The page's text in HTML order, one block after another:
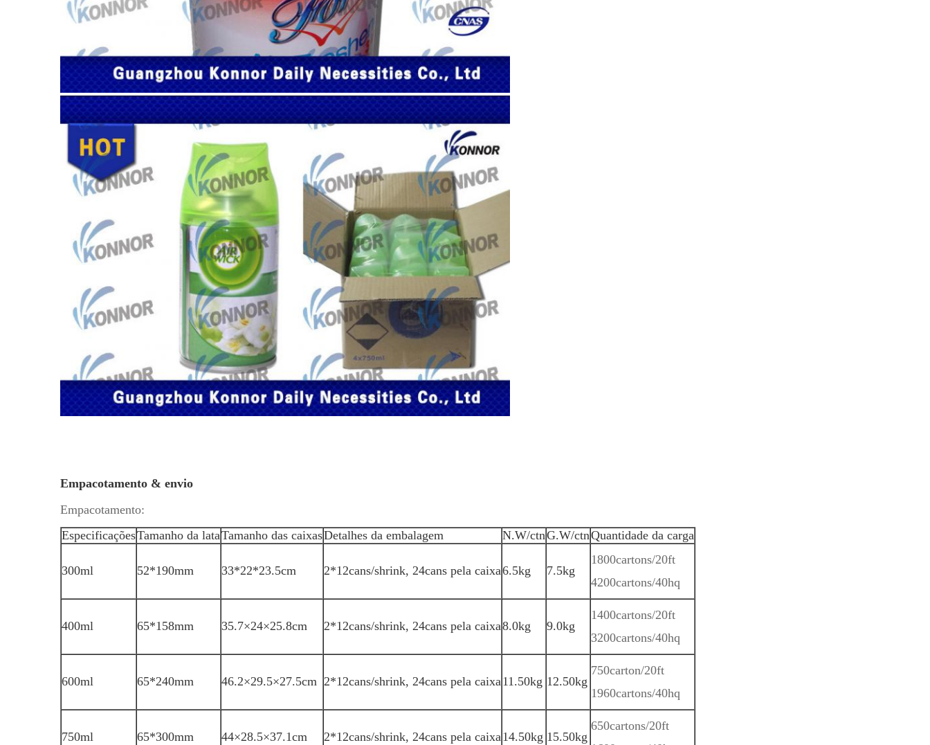
Empacotamento & envio
Empacotamento:
EspecificaçõesTamanho da lataTamanho das caixasDetalhes da embalagem N.W/ctnG.W/ctnQuantidade da carga
300ml 52*190mm 33*22*23.5cm 2*12cans/shrink, 24cans pela caixa6.5kg 7.5kg
1800cartons/20ft
4200cartons/40hq
400ml 65*158mm 35.7×24×25.8cm 2*12cans/shrink, 24cans pela caixa8.0kg 9.0kg
1400cartons/20ft
3200cartons/40hq
600ml 65*240mm 46.2×29.5×27.5cm 2*12cans/shrink, 24cans pela caixa11.50kg 12.50kg
750carton/20ft
1960cartons/40hq
750ml 65*300mm 44×28.5×37.1cm 2*12cans/shrink, 24cans pela caixa14.50kg 15.50kg
650cartons/20ft